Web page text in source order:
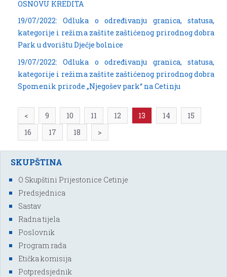
OSNOVU KREDITA
19/07/2022: Odluka o određivanju granica, statusa,
kategorije i režima zaštite zaštićenog prirodnog dobra
Park u dvorištu Dječje bolnice
19/07/2022: Odluka o određivanju granica, statusa,
kategorije i režima zaštite zaštićenog prirodnog dobra
Spomenik prirode „Njegošev park“ na Cetinju
< 9 10 11 12 13 14
15
16
17 18 >
SKUPŠTINA
O Skupštini Prijestonice Cetinje
Predsjednica
Sastav
Radna tijela
Poslovnik
Program rada
Etička komisija
Potpredsjednik